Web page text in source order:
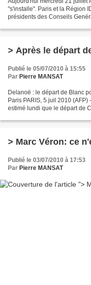
"s'installe". Paris et la Région
présidents des Conseils
> Après le départ
Publié le 05/07/2010 à 15:55
Par Pierre MANSAT
Delanoë : le départ de Blanc
Paris PARIS, 5 juil 2010
estimé lundi que le départ de
> Marc Véron: ce
Publié le 03/07/2010 à 17:53
Par Pierre MANSAT